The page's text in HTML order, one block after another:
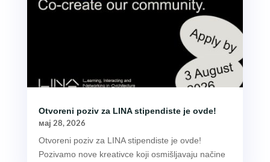
Otvoreni poziv za LINA stipendiste je ovde!
мај 28, 2026
Otvoreni poziv za LINA stipendiste je ovde!
Pozivamo nove kreativce koji osmišljavaju načine